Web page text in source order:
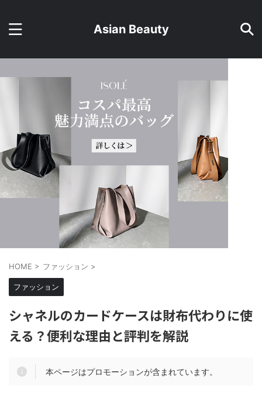
Asian Beauty
HOME > ファッション >
ファッション
シャネルのカードケースは財布代わりに使
える？便利な理由と評判を解説
本ページはプロモーションが含まれています。